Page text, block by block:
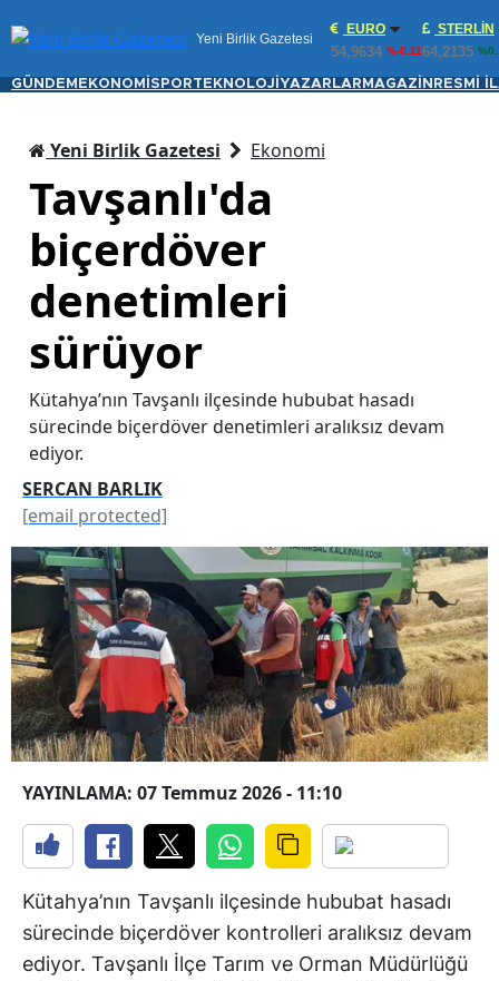
Yeni Birlik Gazetesi
EURO
54,9634 %-0.11
STERLIN
64,2135
GÜNDEM EKONOMİ SPORTEKNOLOJİ YAZARLAR MAGAZİN RESMİ
Yeni Birlik Gazetesi Ekonomi
Tavşanlı'da
biçerdöver
denetimleri
sürüyor
Kütahya’nın Tavşanlı ilçesinde hububat hasadı
sürecinde biçerdöver denetimleri aralıksız devam
ediyor.
SERCAN BARLIK
[email protected]
YAYINLAMA: 07 Temmuz 2026 - 11:10
Kütahya’nın Tavşanlı ilçesinde hububat hasadı
sürecinde biçerdöver kontrolleri aralıksız devam
ediyor. Tavşanlı İlçe Tarım ve Orman Müdürlüğü